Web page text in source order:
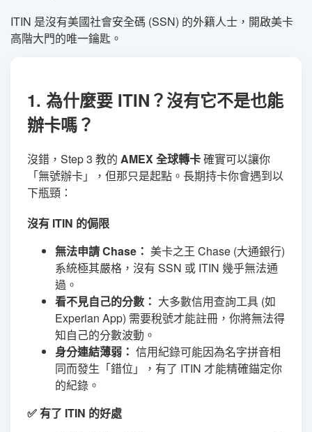
ITIN 是沒有美國社會安全碼 (SSN) 的外籍人士，開啟美卡
高階大門的唯一鑰匙。
1. 為什麼要 ITIN？沒有它不是也能
辦卡嗎？
沒錯，Step 3 教的 AMEX 全球轉卡確實可以讓你
「無號辦卡」，但那只是起點。長期持卡你會遇到以
下瓶頸：
沒有 ITIN 的侷限
無法申請 Chase： 美卡之王 Chase (大通銀行)
系統極其嚴格，沒有 SSN 或 ITIN 幾乎無法通
過。
看不見自己的分數： 大多數信用查詢工具 (如
Experian App) 需要稅號才能註冊，你將無法得
知自己的分數波動。
身分連結薄弱： 信用紀錄可能因為名字拼音相
同而發生「錯位」，有了 ITIN 才能精確錨定你
的紀錄。
✅ 有了 ITIN 的好處